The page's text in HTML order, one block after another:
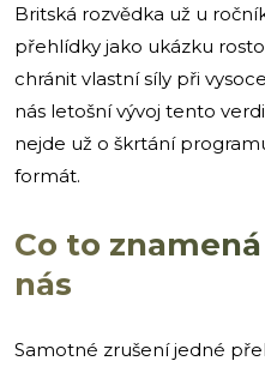
Britská rozvědka už u
přehlídky jako ukázku
chránit vlastní síly při
nás letošní vývoj tento
nejde už o škrtání
formát.
Co to
nás
Samotné zrušení jedné